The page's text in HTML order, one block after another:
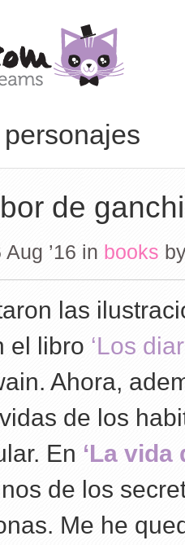
de
’16 in books
las
el libro ‘Los
Ahora,
de los
En ‘La vida
de los
Me he